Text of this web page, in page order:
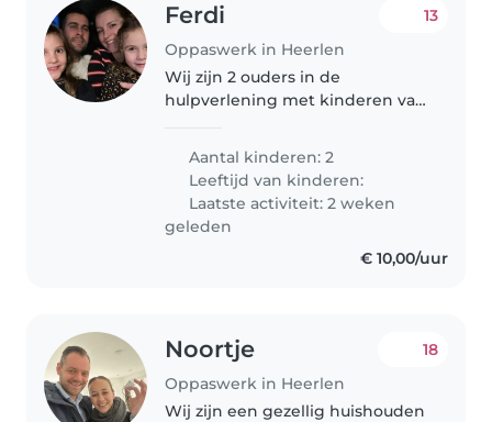
Ferdi
Oppaswerk in Heerlen
13
Wij zijn 2 ouders in de
hulpverlening met kinderen van
zullen wij een aantal dagen per
week (geen vaste dagen) oppas
nodig hebben in de (vroege)
ochtenduren..
Aantal kinderen: 2
Leeftijd van kinderen:
Laatste activiteit: 2 weken
geleden
€ 10,00/uur
Noortje
Oppaswerk in Heerlen
18
Wij zijn een gezellig huishouden